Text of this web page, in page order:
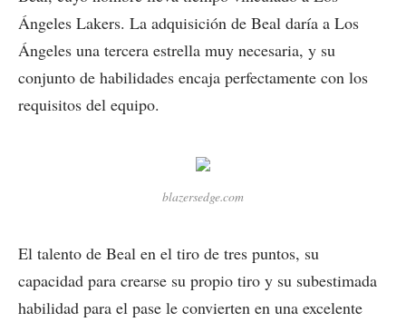
Ángeles Lakers. La adquisición de Beal daría a Los
Ángeles una tercera estrella muy necesaria, y su
conjunto de habilidades encaja perfectamente con los
requisitos del equipo.
blazersedge.com
El talento de Beal en el tiro de tres puntos, su
capacidad para crearse su propio tiro y su subestimada
habilidad para el pase le convierten en una excelente